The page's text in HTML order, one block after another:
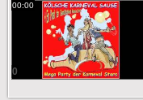
00:00
0